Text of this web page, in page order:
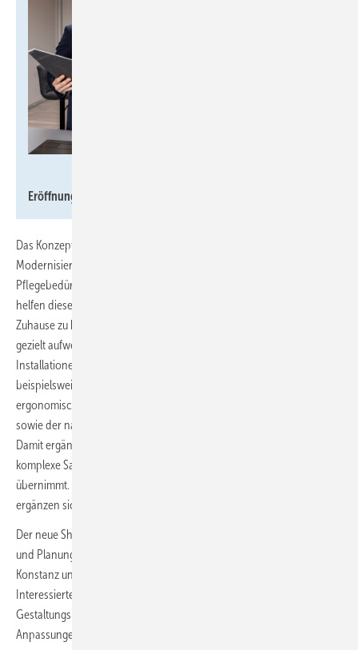
Eröffnungsfeier
Das Konzept von Bad & Body setzt auf eingriffsarme
Modernisierungen „vor der Wand“. Gerade älteren Menschen,
Pflegebedürftigen oder Personen mit eingeschränkter Mobilität
helfen diese Lösungen dabei, länger selbstständig im eigenen
Zuhause zu bleiben. Gemeint sind Lösungen, die bestehende Bäder
gezielt aufwerten, ohne umfassende Eingriffe in Leitungen,
Installationen oder bauliche Strukturen zu erfordern. Dazu zählen
beispielsweise bodengleiche Duschen, rutschhemmende Materialien,
ergonomische Ausstattungen, der Umbau von Badewanne zu Dusche
sowie der nachträgliche Einbau einer barrierearmen Wannentür.
Damit ergänzt Bad & Body das klassische SHK-Fachhandwerk, das
komplexe Sanierungen und technische Eingriffe „hinter der Wand“
übernimmt. Beide Bereiche haben klar definierte Aufgaben und
ergänzen sich innerhalb der MHK Group.
Der neue Showroom liegt im Gewerbegebiet und ist als Beratungs-
und Planungspunkt für Kundinnen und Kunden aus Moos, Radolfzell,
Konstanz und der umliegenden Bodenseeregion gedacht.
Interessierte können sich vor Ort über Materialien,
Gestaltungsmöglichkeiten, Duschlösungen und barrierearme
Anpassungen informieren.